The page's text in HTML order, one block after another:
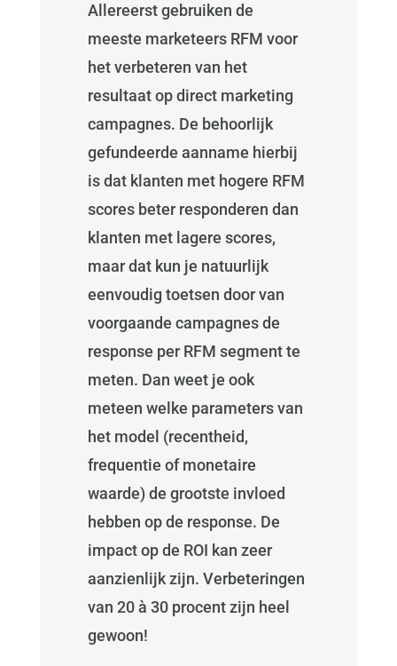
Allereerst gebruiken de
meeste marketeers RFM voor
het verbeteren van het
resultaat op direct marketing
campagnes. De behoorlijk
gefundeerde aanname hierbij
is dat klanten met hogere RFM
scores beter responderen dan
klanten met lagere scores,
maar dat kun je natuurlijk
eenvoudig toetsen door van
voorgaande campagnes de
response per RFM segment te
meten. Dan weet je ook
meteen welke parameters van
het model (recentheid,
frequentie of monetaire
waarde) de grootste invloed
hebben op de response. De
impact op de ROI kan zeer
aanzienlijk zijn. Verbeteringen
van 20 à 30 procent zijn heel
gewoon!